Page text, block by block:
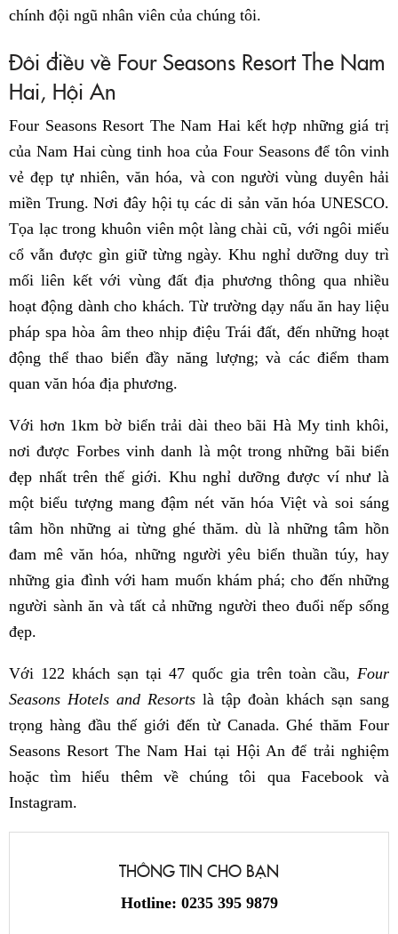
chính đội ngũ nhân viên của chúng tôi.
Đôi điều về Four Seasons Resort The Nam
Hai, Hội An
Four Seasons Resort The Nam Hai kết hợp những giá trị
của Nam Hai cùng tinh hoa của Four Seasons để tôn vinh
vẻ đẹp tự nhiên, văn hóa, và con người vùng duyên hải
miền Trung. Nơi đây hội tụ các di sản văn hóa UNESCO.
Tọa lạc trong khuôn viên một làng chài cũ, với ngôi miếu
cổ vẫn được gìn giữ từng ngày. Khu nghỉ dưỡng duy trì
mối liên kết với vùng đất địa phương thông qua nhiều
hoạt động dành cho khách. Từ trường dạy nấu ăn hay liệu
pháp spa hòa âm theo nhịp điệu Trái đất, đến những hoạt
động thể thao biển đầy năng lượng; và các điểm tham
quan văn hóa địa phương.
Với hơn 1km bờ biển trải dài theo bãi Hà My tinh khôi,
nơi được Forbes vinh danh là một trong những bãi biển
đẹp nhất trên thế giới. Khu nghỉ dưỡng được ví như là
một biểu tượng mang đậm nét văn hóa Việt và soi sáng
tâm hồn những ai từng ghé thăm. dù là những tâm hồn
đam mê văn hóa, những người yêu biển thuần túy, hay
những gia đình với ham muốn khám phá; cho đến những
người sành ăn và tất cả những người theo đuổi nếp sống
đẹp.
Với 122 khách sạn tại 47 quốc gia trên toàn cầu, Four
Seasons Hotels and Resorts là tập đoàn khách sạn sang
trọng hàng đầu thế giới đến từ Canada. Ghé thăm Four
Seasons Resort The Nam Hai tại Hội An để trải nghiệm
hoặc tìm hiểu thêm về chúng tôi qua Facebook và
Instagram.
THÔNG TIN CHO BẠN
Hotline: 0235 395 9879